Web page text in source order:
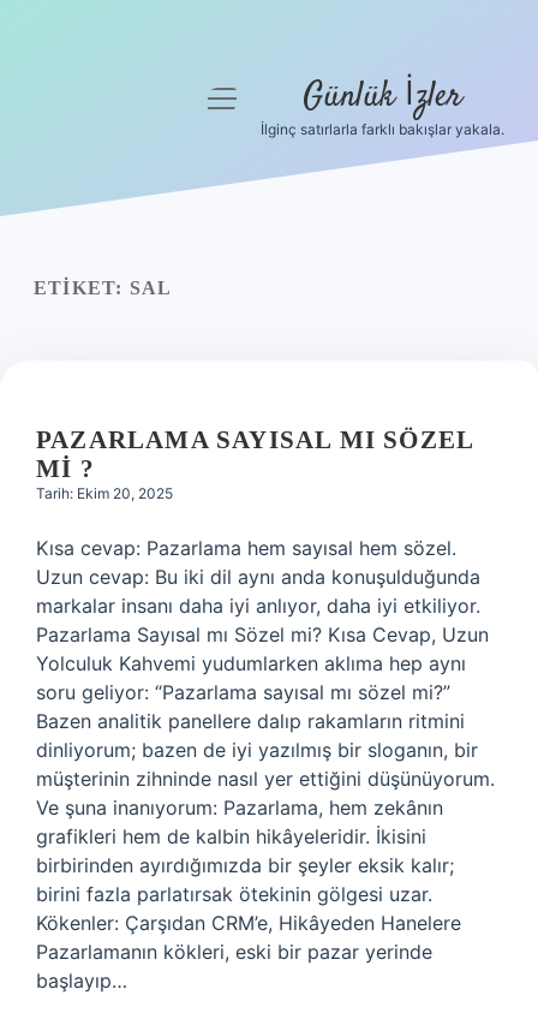
Yasal Uyarı
menüyü
Günlük İzler
İlginç satırlarla farklı bakışlar yakala.
ETIKET: SAL
PAZARLAMA SAYISAL MI SÖZEL
MI ?
Tarih: Ekim 20, 2025
Kısa cevap: Pazarlama hem sayısal hem sözel.
Uzun cevap: Bu iki dil aynı anda konuşulduğunda
markalar insanı daha iyi anlıyor, daha iyi etkiliyor.
Pazarlama Sayısal mı Sözel mi? Kısa Cevap, Uzun
Yolculuk Kahvemi yudumlarken aklıma hep aynı
soru geliyor: “Pazarlama sayısal mı sözel mi?”
Bazen analitik panellere dalıp rakamların ritmini
dinliyorum; bazen de iyi yazılmış bir sloganın, bir
müşterinin zihninde nasıl yer ettiğini düşünüyorum.
Ve şuna inanıyorum: Pazarlama, hem zekânın
grafikleri hem de kalbin hikâyeleridir. İkisini
birbirinden ayırdığımızda bir şeyler eksik kalır;
birini fazla parlatırsak ötekinin gölgesi uzar.
Kökenler: Çarşıdan CRM’e, Hikâyeden Hanelere
Pazarlamanın kökleri, eski bir pazar yerinde
başlayıp…